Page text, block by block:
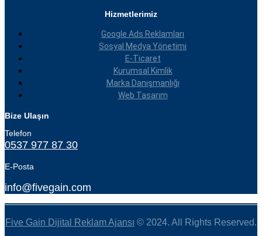
Hizmetlerimiz
Google Ads Reklamları
Sosyal Medya Yönetimi
E-Ticaret
Kurumsal Kimlik
Marka Danışmanlığı
Web Tasarım
Bize Ulaşın
Telefon
0537 977 87 30
E-Posta
info@fivegain.com
Five Gain Dijital Reklam Ajansı © 2024. All Rights Reserved.